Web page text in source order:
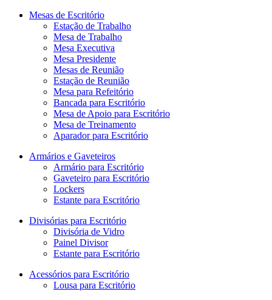
Mesas de Escritório
Estação de Trabalho
Mesa de Trabalho
Mesa Executiva
Mesa Presidente
Mesas de Reunião
Estação de Reunião
Mesa para Refeitório
Bancada para Escritório
Mesa de Apoio para Escritório
Mesa de Treinamento
Aparador para Escritório
Armários e Gaveteiros
Armário para Escritório
Gaveteiro para Escritório
Lockers
Estante para Escritório
Divisórias para Escritório
Divisória de Vidro
Painel Divisor
Estante para Escritório
Acessórios para Escritório
Lousa para Escritório